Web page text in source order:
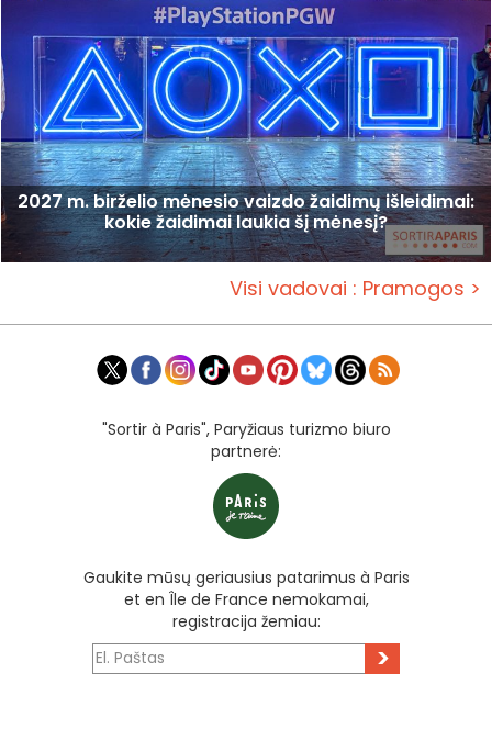
2027 m. birželio mėnesio vaizdo žaidimų išleidimai:
kokie žaidimai laukia šį mėnesį?
Visi vadovai : Pramogos >
"Sortir à Paris", Paryžiaus turizmo biuro
partnerė:
Gaukite mūsų geriausius patarimus à Paris
et en Île de France nemokamai,
registracija žemiau:
>